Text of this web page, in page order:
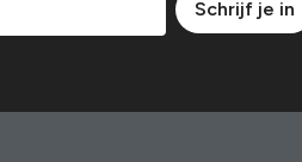
Schrijf je in